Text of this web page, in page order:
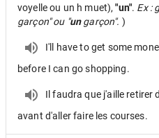
voyelle ou un h muet),"un". Ex :
garçon" ou "ungarçon". )
I'll have to get some
before I can go shopping.
Il faudra que j'aille retirer
avant d'aller faire les courses.